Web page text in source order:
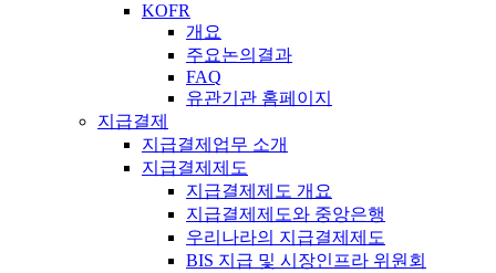
KOFR
개요
주요논의결과
FAQ
유관기관 홈페이지
지급결제
지급결제업무 소개
지급결제제도
지급결제제도 개요
지급결제제도와 중앙은행
우리나라의 지급결제제도
BIS 지급 및 시장인프라 위원회